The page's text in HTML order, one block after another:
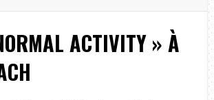
ACTIVITY » À